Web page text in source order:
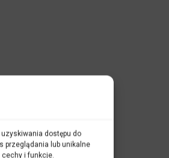
dostępu do
przeglądania lub unikalne
cechy i funkcje.